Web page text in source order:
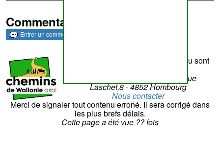
Commentaires et archives
Entrer un commentaire
La réalisation du site et son contenu sont
- Rue
Laschet,8 - 4852 Hombourg
Nous contacter
Merci de signaler tout contenu erroné. Il sera corrigé dans
les plus brefs délais.
Cette page a été vue ??fois